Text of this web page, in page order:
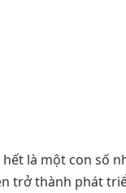
là một con số
trở thành phát